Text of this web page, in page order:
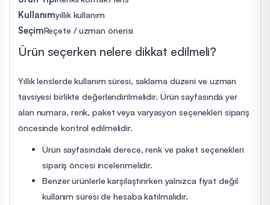
Kullanımyıllık kullanım
SeçimReçete / uzman önerisi
Ürün seçerken nelere dikkat edilmeli?
Yıllık lenslerde kullanım süresi, saklama düzeni ve uzman
tavsiyesi birlikte değerlendirilmelidir. Ürün sayfasında yer
alan numara, renk, paket veya varyasyon seçenekleri sipariş
öncesinde kontrol edilmelidir.
Ürün sayfasındaki derece, renk ve paket seçenekleri
sipariş öncesi incelenmelidir.
Benzer ürünlerle karşılaştırırken yalnızca fiyat değil
kullanım süresi de hesaba katılmalıdır.